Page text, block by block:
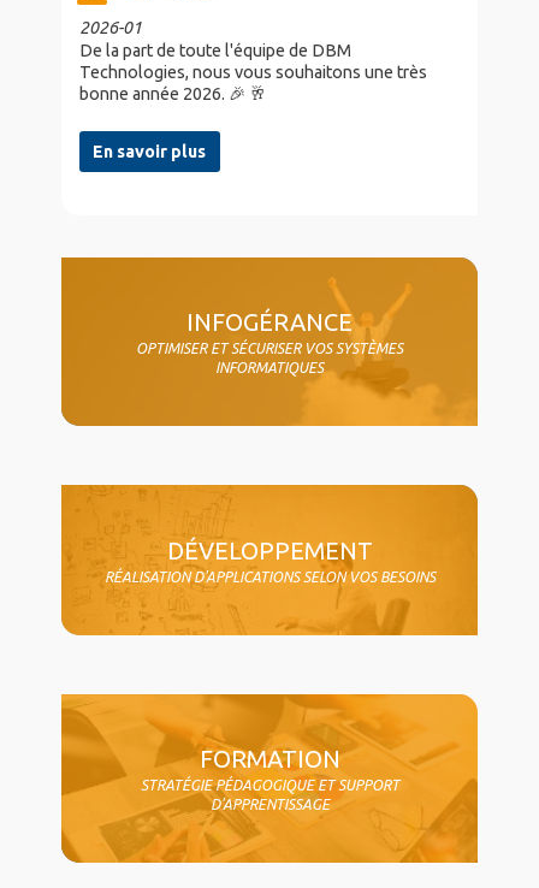
2026-01
De la part de toute l'équipe de DBM
Technologies, nous vous souhaitons une très
bonne année 2026. 🎉 🥂
En savoir plus
INFOGÉRANCE
OPTIMISER ET SÉCURISER VOS SYSTÈMES
INFORMATIQUES
DÉVELOPPEMENT
RÉALISATION D'APPLICATIONS SELON VOS BESOINS
FORMATION
STRATÉGIE PÉDAGOGIQUE ET SUPPORT
D'APPRENTISSAGE